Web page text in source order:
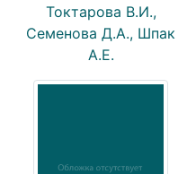
Токтарова В.И.,
Семенова Д.А., Шпак
А.Е.